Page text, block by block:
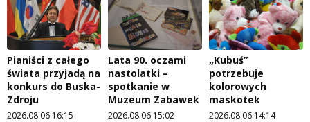
Pianiści z całego
świata przyjadą na
konkurs do Buska-
Zdroju
2026.08.06 16:15
Lata 90. oczami
nastolatki –
spotkanie w
Muzeum Zabawek
2026.08.06 15:02
„Kubuś”
potrzebuje
kolorowych
maskotek
2026.08.06 14:14